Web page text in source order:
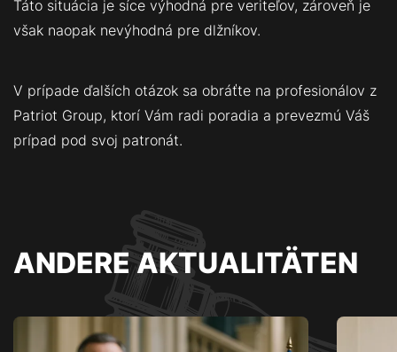
Táto situácia je síce výhodná pre veriteľov, zároveň je
však naopak nevýhodná pre dlžníkov.
V prípade ďalších otázok sa obráťte na profesionálov z
Patriot Group, ktorí Vám radi poradia a prevezmú Váš
prípad pod svoj patronát.
ANDERE AKTUALITÄTEN